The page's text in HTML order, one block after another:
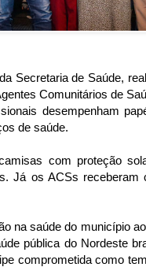
Secretaria de Saúde,
Comunitários de
desempenham
de saúde.
com proteção
Já os ACSs
na saúde do município
pública do Nordeste
comprometida como